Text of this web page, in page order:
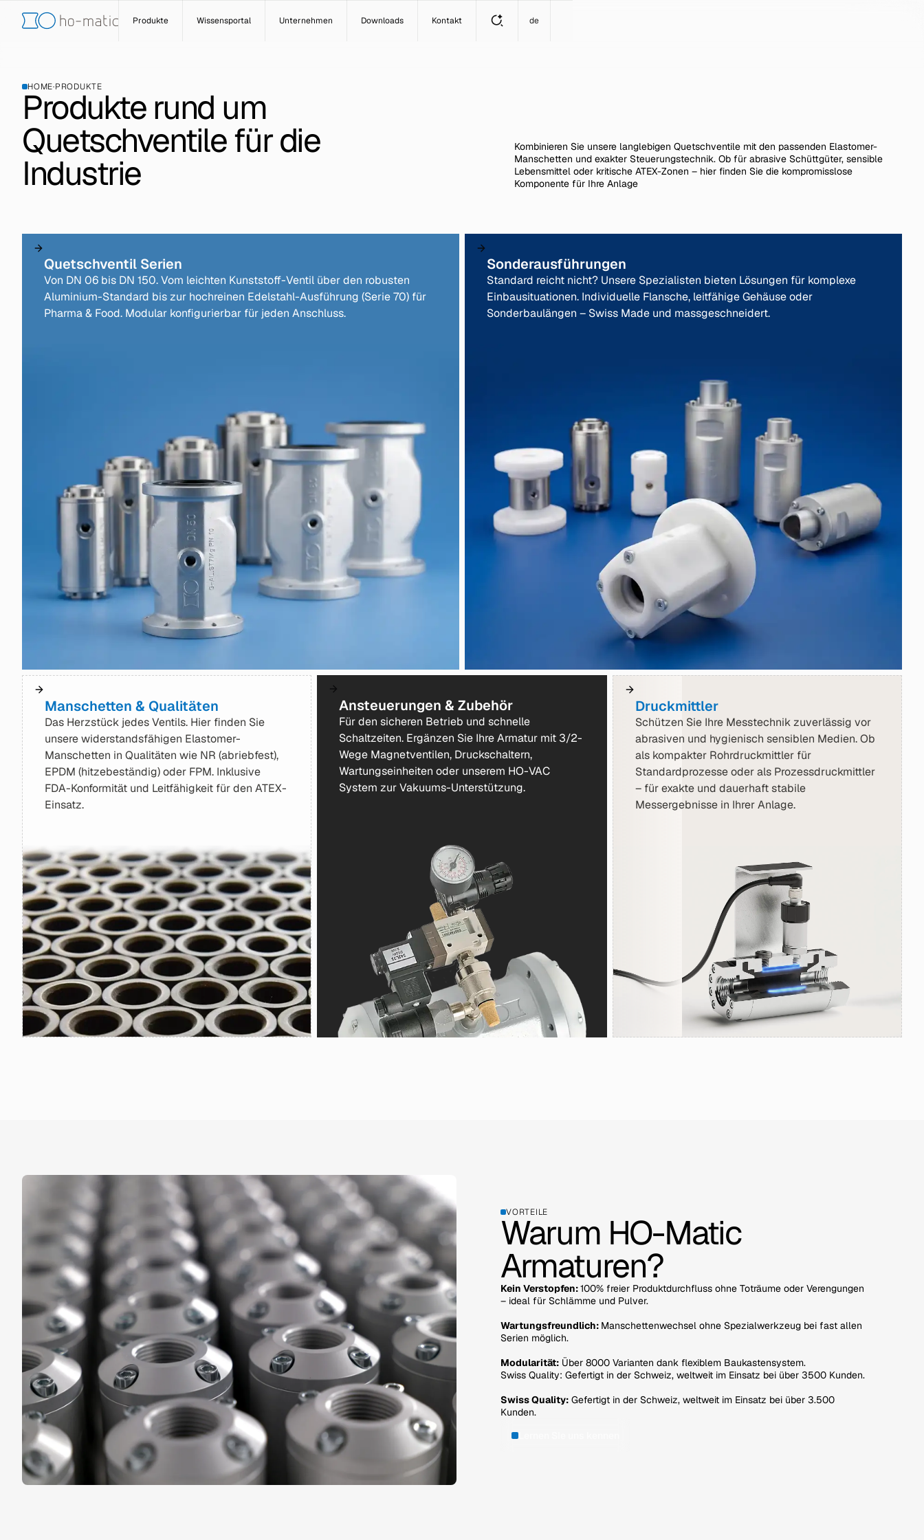
Produkte Wissensportal Unternehmen Downloads Kontakt de
HOME·PRODUKTE
Produkte rund um
Quetschventile für die
Industrie
Kombinieren Sie unsere langlebigen Quetschventile mit den passenden Elastomer-
Manschetten und exakter Steuerungstechnik. Ob für abrasive Schüttgüter, sensible
Lebensmittel oder kritische ATEX-Zonen – hier finden Sie die kompromisslose
Komponente für Ihre Anlage
Quetschventil Serien
Von DN 06 bis DN 150. Vom leichten Kunststoff-Ventil über den robusten
Aluminium-Standard bis zur hochreinen Edelstahl-Ausführung (Serie 70) für
Pharma & Food. Modular konfigurierbar für jeden Anschluss.
Sonderausführungen
Standard reicht nicht? Unsere Spezialisten bieten Lösungen für komplexe
Einbausituationen. Individuelle Flansche, leitfähige Gehäuse oder
Sonderbaulängen – Swiss Made und massgeschneidert.
Manschetten & Qualitäten
Das Herzstück jedes Ventils. Hier finden Sie
unsere widerstandsfähigen Elastomer-
Manschetten in Qualitäten wie NR (abriebfest),
EPDM (hitzebeständig) oder FPM. Inklusive
FDA-Konformität und Leitfähigkeit für den ATEX-
Einsatz.
Ansteuerungen & Zubehör
Für den sicheren Betrieb und schnelle
Schaltzeiten. Ergänzen Sie Ihre Armatur mit 3/2-
Wege Magnetventilen, Druckschaltern,
Wartungseinheiten oder unserem HO-VAC
System zur Vakuums-Unterstützung.
Druckmittler
Schützen Sie Ihre Messtechnik zuverlässig vor
abrasiven und hygienisch sensiblen Medien. Ob
als kompakter Rohrdruckmittler für
Standardprozesse oder als Prozessdruckmittler
– für exakte und dauerhaft stabile
Messergebnisse in Ihrer Anlage.
VORTEILE
Warum HO-Matic
Armaturen?
Kein Verstopfen:100% freier Produktdurchfluss ohne Toträume oder Verengungen
– ideal für Schlämme und Pulver.
Wartungsfreundlich: Manschettenwechsel ohne Spezialwerkzeug bei fast allen
Serien möglich.
Modularität: Über 8000 Varianten dank flexiblem Baukastensystem.
Swiss Quality: Gefertigt in der Schweiz, weltweit im Einsatz bei über 3500 Kunden.
Swiss Quality: Gefertigt in der Schweiz, weltweit im Einsatz bei über 3.500
Kunden.